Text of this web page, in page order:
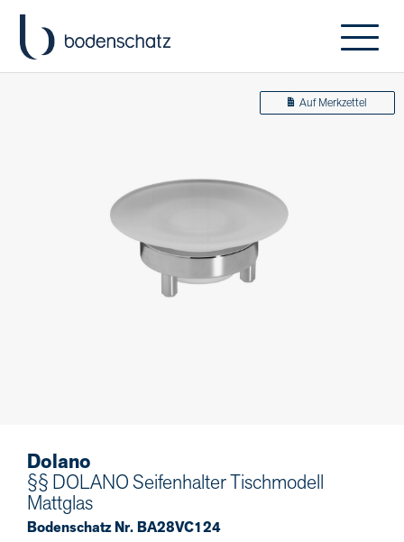
Auf Merkzettel
Dolano
§§ DOLANO Seifenhalter Tischmodell
Mattglas
Bodenschatz Nr. BA28VC124